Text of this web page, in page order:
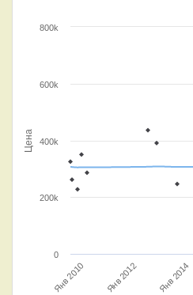
Цена
Янв 2010 Янв 2012 Янв 2014
200k
400k
600k
800k
0